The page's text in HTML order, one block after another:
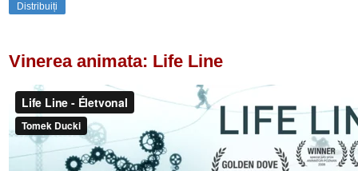
Distribuiți
Vinerea animata: Life Line